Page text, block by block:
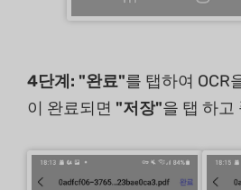
4단계: "완료"를 탭하여 OCR
이 완료되면 "저장"을 탭 하고